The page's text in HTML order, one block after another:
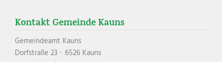
Kontakt Gemeinde Kauns
Gemeindeamt Kauns
Dorfstraße 23 · 6526 Kauns